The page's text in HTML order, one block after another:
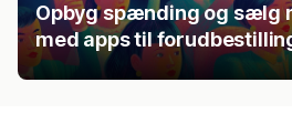
Opbyg spænding og sælg
med apps til